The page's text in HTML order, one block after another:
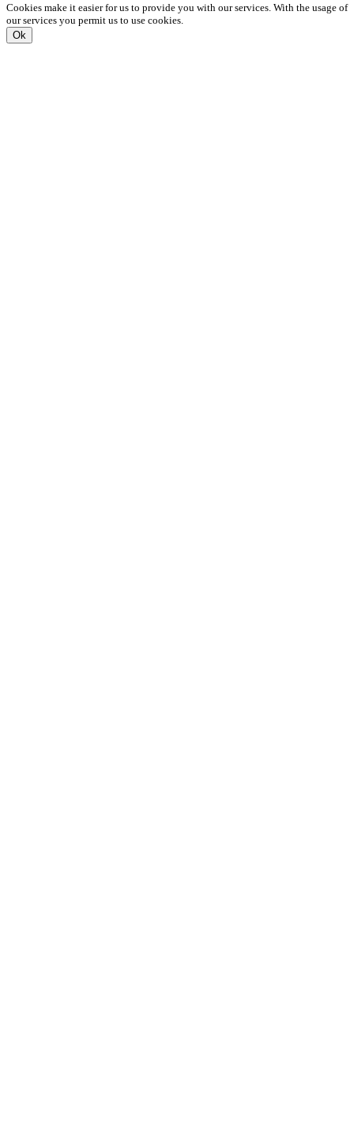
Cookies make it easier for us to provide you with our services. With the usage of
our services you permit us to use cookies.
Ok